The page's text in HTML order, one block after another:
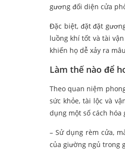
gương đối diện cửa
Đặc biệt, đặt đặt
luồng khí tốt và tài
khiến họ dễ xảy ra
Làm thế nào để
Theo quan niệm
sức khỏe, tài lộc và
dụng một số cách hóa
– Sử dụng rèm cửa,
của giường ngủ trong